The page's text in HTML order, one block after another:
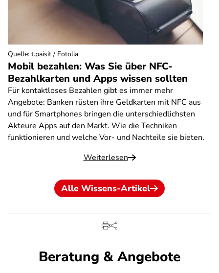
Mobil bezahlen: Was Sie über NFC-
Bezahlkarten und Apps wissen sollten
Für kontaktloses Bezahlen gibt es immer mehr
Angebote: Banken rüsten ihre Geldkarten mit NFC aus
und für Smartphones bringen die unterschiedlichsten
Akteure Apps auf den Markt. Wie die Techniken
funktionieren und welche Vor- und Nachteile sie bieten.
Weiterlesen
Quelle: t.paisit / Fotolia
Alle Wissens-Artikel
Beratung & Angebote